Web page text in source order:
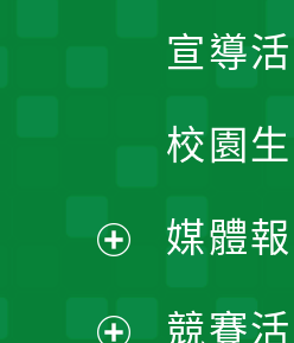
宣導
校園
媒體
競賽